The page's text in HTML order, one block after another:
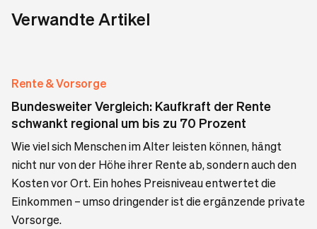
Verwandte Artikel
Rente & Vorsorge
Bundesweiter Vergleich: Kaufkraft der Rente
schwankt regional um bis zu 70 Prozent
Wie viel sich Menschen im Alter leisten können, hängt
nicht nur von der Höhe ihrer Rente ab, sondern auch den
Kosten vor Ort. Ein hohes Preisniveau entwertet die
Einkommen – umso dringender ist die ergänzende private
Vorsorge.